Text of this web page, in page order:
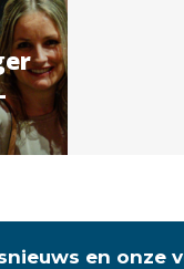
en onze